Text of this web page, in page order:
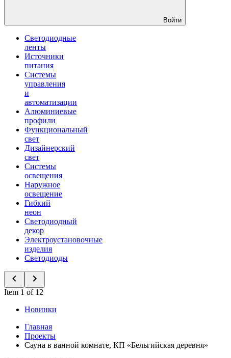
Войти
Светодиодные
ленты
Источники
питания
Системы
управления
и
автоматизации
Алюминиевые
профили
Функциональный
свет
Дизайнерский
свет
Системы
освещения
Наружное
освещение
Гибкий
неон
Светодиодный
декор
Электроустановочные
изделия
Светодиоды
Item 1 of 12
Новинки
Главная
Проекты
Сауна в ванной комнате, КП «Бельгийская деревня»